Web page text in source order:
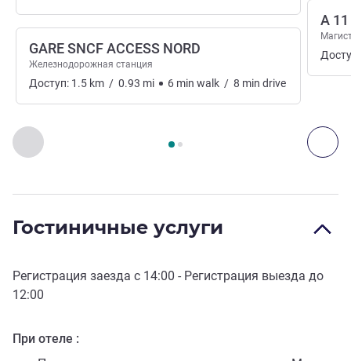
Назад - Доступ и транспорт
Страница , Доступ и транспорт 1 :, Доступ и
GARE SNCF ACCESS NORD
Железнодорожная станция
Доступ: 1.5 km / 0.93 mi 6 min walk / 8 min drive
A 11
Гостиничные услуги
Регистрация заезда с 14:00 - Регистрация выезда до
12:00
При отеле